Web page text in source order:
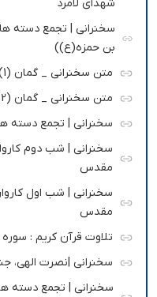
شهدای لامرد
سخنرانی | تجمع دسته
بن حمزه(ع))
متن سخنرانی _ گمان (1) _ شب اول محرم 1405
متن سخنرانی _ گمان (2) _ شب دوم محرم 1405
سخنرانی | تجمع دسته
سخنرانی | شب دوم
مقدس
سخنرانی | شب اول
مقدس
تلاوت قرآن کریم :
سخنرانی |نصرت الهی،
سخنرانی | تجمع دسته